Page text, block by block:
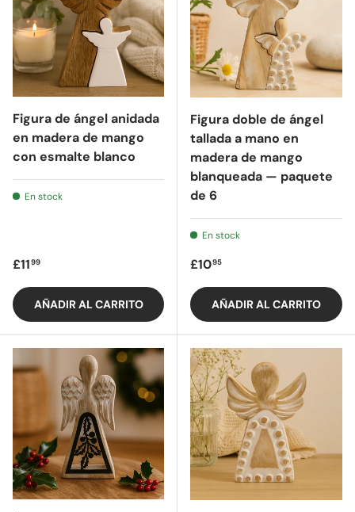
Figura de ángel anidada
en madera de mango
con esmalte blanco
En stock
Precio regular
£1199
AÑADIR AL CARRITO
Figura doble de ángel
tallada a mano en
madera de mango
blanqueada — paquete
de 6
En stock
Precio regular
£1095
AÑADIR AL CARRITO